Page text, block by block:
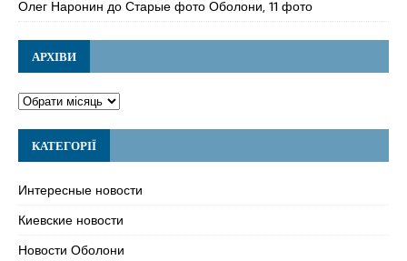
Олег Наронин доСтарые фото Оболони, 11 фото
АРХІВИ
КАТЕГОРІЇ
Интересные новости
Киевские новости
Новости Оболони